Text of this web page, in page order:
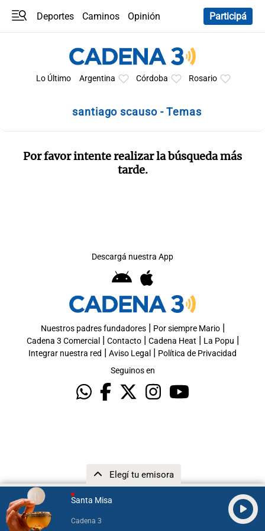
Santa Misa
Cadena 3
Elegí tu emisora
Deportes Caminos
Opinión
Participá
Lo Último Argentina Córdoba Rosario
santiago scauso - Temas
Por favor intente realizar la búsqueda más
tarde.
Descargá nuestra App
Nuestros padres fundadores| Por siempre Mario|
Cadena 3 Comercial | Contacto| Cadena Heat | La Popu |
Integrar nuestra red | Aviso Legal | Política de Privacidad
Seguinos en